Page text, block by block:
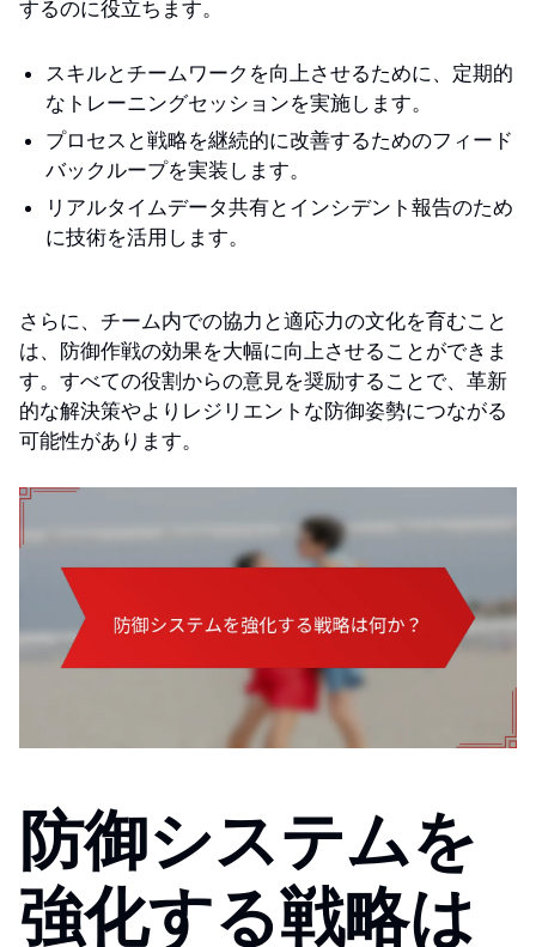
するのに役立ちます。
スキルとチームワークを向上させるために、定期的
なトレーニングセッションを実施します。
プロセスと戦略を継続的に改善するためのフィード
バックループを実装します。
リアルタイムデータ共有とインシデント報告のため
に技術を活用します。
さらに、チーム内での協力と適応力の文化を育むこと
は、防御作戦の効果を大幅に向上させることができま
す。すべての役割からの意見を奨励することで、革新
的な解決策やよりレジリエントな防御姿勢につながる
可能性があります。
防御システムを
強化する戦略は